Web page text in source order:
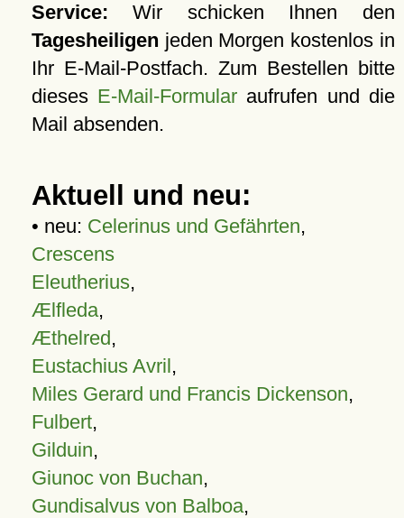
Service: Wir schicken Ihnen den
Tagesheiligen jeden Morgen kostenlos in
Ihr E-Mail-Postfach. Zum Bestellen bitte
dieses E-Mail-Formular aufrufen und die
Mail absenden.
Aktuell und neu:
• neu: Celerinus und Gefährten,
Crescens
Eleutherius,
Ælfleda,
Æthelred,
Eustachius Avril,
Miles Gerard und Francis Dickenson,
Fulbert,
Gilduin,
Giunoc von Buchan,
Gundisalvus von Balboa,